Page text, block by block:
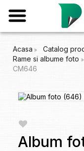
Acasa Catalog
Rame si albume foto
CM646
Album